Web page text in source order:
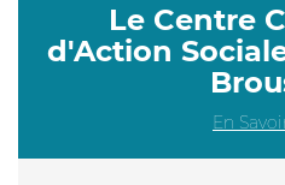
Le Centre
d'Action
En